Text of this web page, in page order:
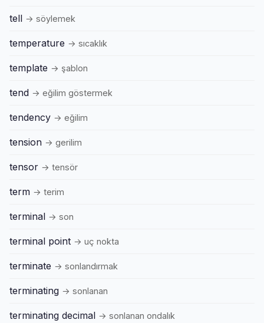
tell → söylemek
temperature → sıcaklık
template → şablon
tend → eğilim göstermek
tendency → eğilim
tension → gerilim
tensor → tensör
term → terim
terminal → son
terminal point → uç nokta
terminate → sonlandırmak
terminating → sonlanan
terminating decimal → sonlanan ondalık